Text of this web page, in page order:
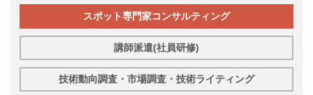
スポット専門家コンサルティング
講師派遣(社員研修)
技術動向調査・市場調査・技術ライティング